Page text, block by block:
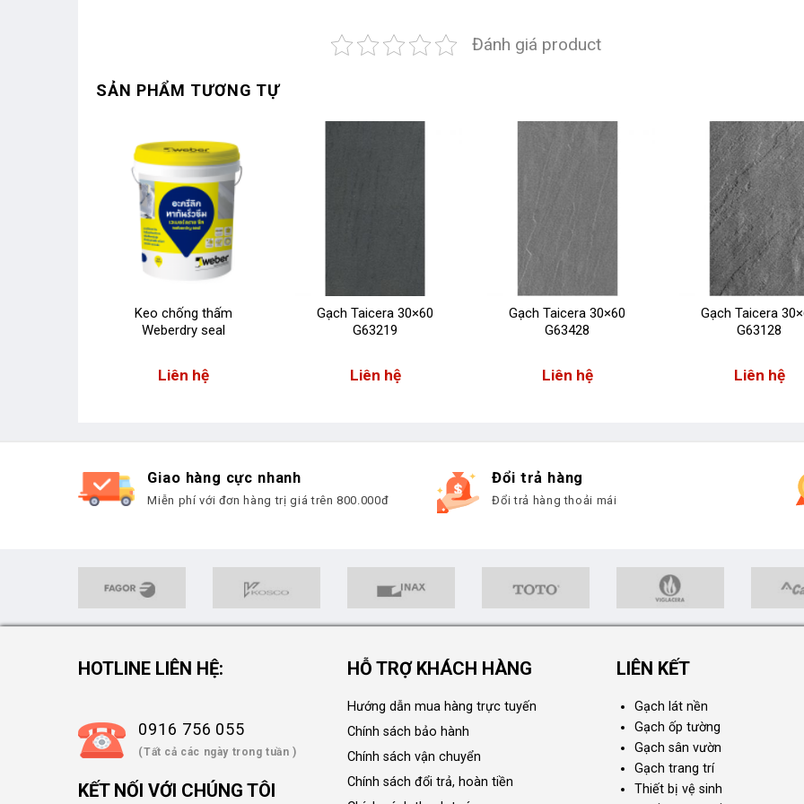
Đánh giá product
SẢN PHẨM TƯƠNG TỰ
Keo chống thấm
Weberdry seal
Liên hệ
Gạch Taicera 30×60
G63219
Liên hệ
Gạch Taicera 30×60
G63428
Liên hệ
Gạch Taicera
G63128
Liên hệ
Giao hàng cực nhanh
Miễn phí với đơn hàng trị giá trên 800.000đ
Đổi trả hàng
Đổi trả hàng thoải mái
HOTLINE LIÊN HỆ:
0916 756 055
(Tất cả các ngày trong tuần )
KẾT NỐI VỚI CHÚNG TÔI
HỖ TRỢ KHÁCH HÀNG
Hướng dẫn mua hàng trực tuyến
Chính sách bảo hành
Chính sách vận chuyển
Chính sách đổi trả, hoàn tiền
LIÊN KẾT
Gạch lát nền
Gạch ốp tường
Gạch sân vườn
Gạch trang trí
Thiết bị vệ sinh